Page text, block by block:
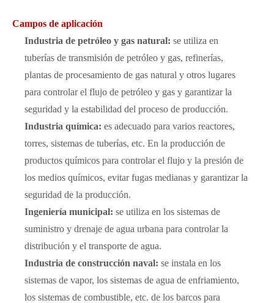
Campos de aplicación
Industria de petróleo y gas natural: se utiliza en
tuberías de transmisión de petróleo y gas, refinerías,
plantas de procesamiento de gas natural y otros lugares
para controlar el flujo de petróleo y gas y garantizar la
seguridad y la estabilidad del proceso de producción.
Industria química: es adecuado para varios reactores,
torres, sistemas de tuberías, etc. En la producción de
productos químicos para controlar el flujo y la presión de
los medios químicos, evitar fugas medianas y garantizar la
seguridad de la producción.
Ingeniería municipal: se utiliza en los sistemas de
suministro y drenaje de agua urbana para controlar la
distribución y el transporte de agua.
Industria de construcción naval: se instala en los
sistemas de vapor, los sistemas de agua de enfriamiento,
los sistemas de combustible, etc. de los barcos para